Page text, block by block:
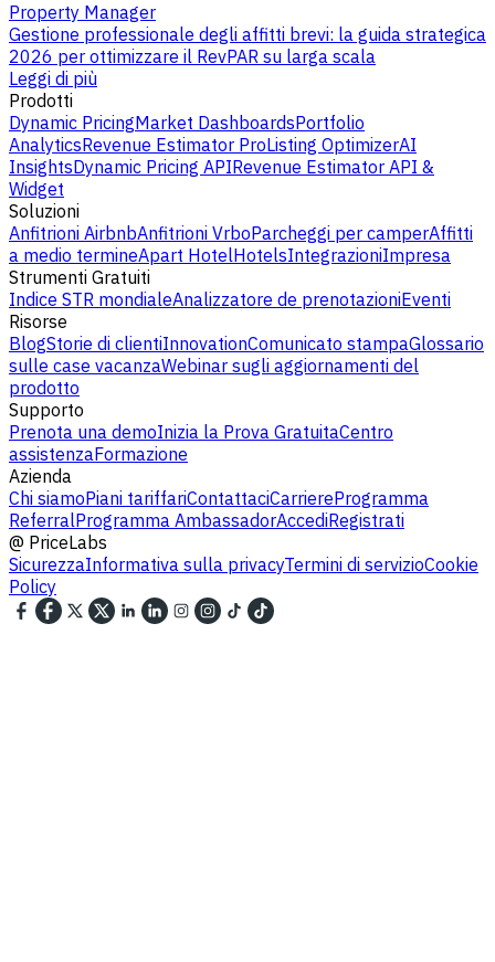
Property Manager
Gestione professionale degli affitti brevi: la guida strategica
2026 per ottimizzare il RevPAR su larga scala
Leggi di più
Prodotti
Dynamic PricingMarket DashboardsPortfolio
AnalyticsRevenue Estimator ProListing OptimizerAI
InsightsDynamic Pricing APIRevenue Estimator API &
Widget
Soluzioni
Anfitrioni AirbnbAnfitrioni VrboParcheggi per camperAffitti
a medio termineApart HotelHotelsIntegrazioniImpresa
Strumenti Gratuiti
Indice STR mondialeAnalizzatore de prenotazioniEventi
Risorse
BlogStorie di clientiInnovationComunicato stampaGlossario
sulle case vacanzaWebinar sugli aggiornamenti del
prodotto
Supporto
Prenota una demoInizia la Prova GratuitaCentro
assistenzaFormazione
Azienda
Chi siamoPiani tariffariContattaciCarriereProgramma
ReferralProgramma AmbassadorAccediRegistrati
@ PriceLabs
SicurezzaInformativa sulla privacyTermini di servizioCookie
Policy